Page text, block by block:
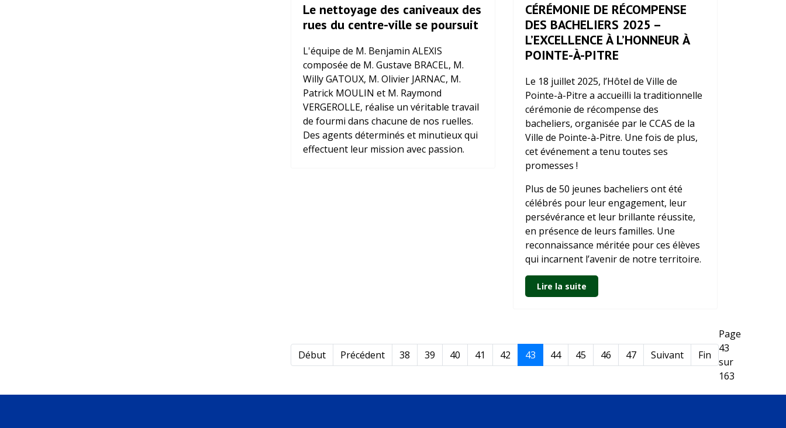
Le nettoyage des caniveaux des
rues du centre-ville se poursuit
L'équipe de M. Benjamin ALEXIS
composée de M. Gustave BRACEL, M.
Willy GATOUX, M. Olivier JARNAC, M.
Patrick MOULIN et M. Raymond
VERGEROLLE, réalise un véritable travail
de fourmi dans chacune de nos ruelles.
Des agents déterminés et minutieux qui
effectuent leur mission avec passion.
CÉRÉMONIE DE RÉCOMPENSE
DES BACHELIERS 2025 –
L’EXCELLENCE À L’HONNEUR À
POINTE-À-PITRE
Le 18 juillet 2025, l’Hôtel de Ville de
Pointe-à-Pitre a accueilli la traditionnelle
cérémonie de récompense des
bacheliers, organisée par le CCAS de la
Ville de Pointe-à-Pitre. Une fois de plus,
cet événement a tenu toutes ses
promesses !
Plus de 50 jeunes bacheliers ont été
célébrés pour leur engagement, leur
persévérance et leur brillante réussite,
en présence de leurs familles. Une
reconnaissance méritée pour ces élèves
qui incarnent l’avenir de notre territoire.
Lire la suite
Début Précédent 38 39 40 41 42 43 44 45 46 47 Suivant Fin
Page
43
sur
163